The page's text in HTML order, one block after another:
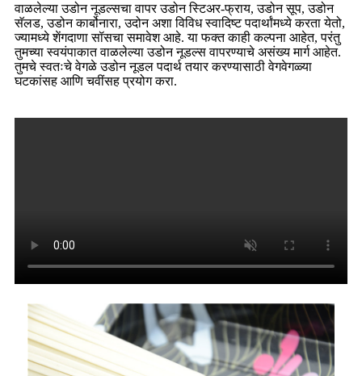
वाळलेल्या उडोन नूडल्सचा वापर उडोन स्टिअर-फ्राय, उडोन सूप, उडोन
सॅलड, उडोन कार्बोनारा, उदोन अशा विविध स्वादिष्ट पदार्थांमध्ये करता येतो,
ज्यामध्ये शेंगदाणा सॉसचा समावेश आहे. या फक्त काही कल्पना आहेत, परंतु
तुमच्या स्वयंपाकात वाळलेल्या उडोन नूडल्स वापरण्याचे असंख्य मार्ग आहेत.
तुमचे स्वतःचे वेगळे उडोन नूडल पदार्थ तयार करण्यासाठी वेगवेगळ्या
घटकांसह आणि चवींसह प्रयोग करा.